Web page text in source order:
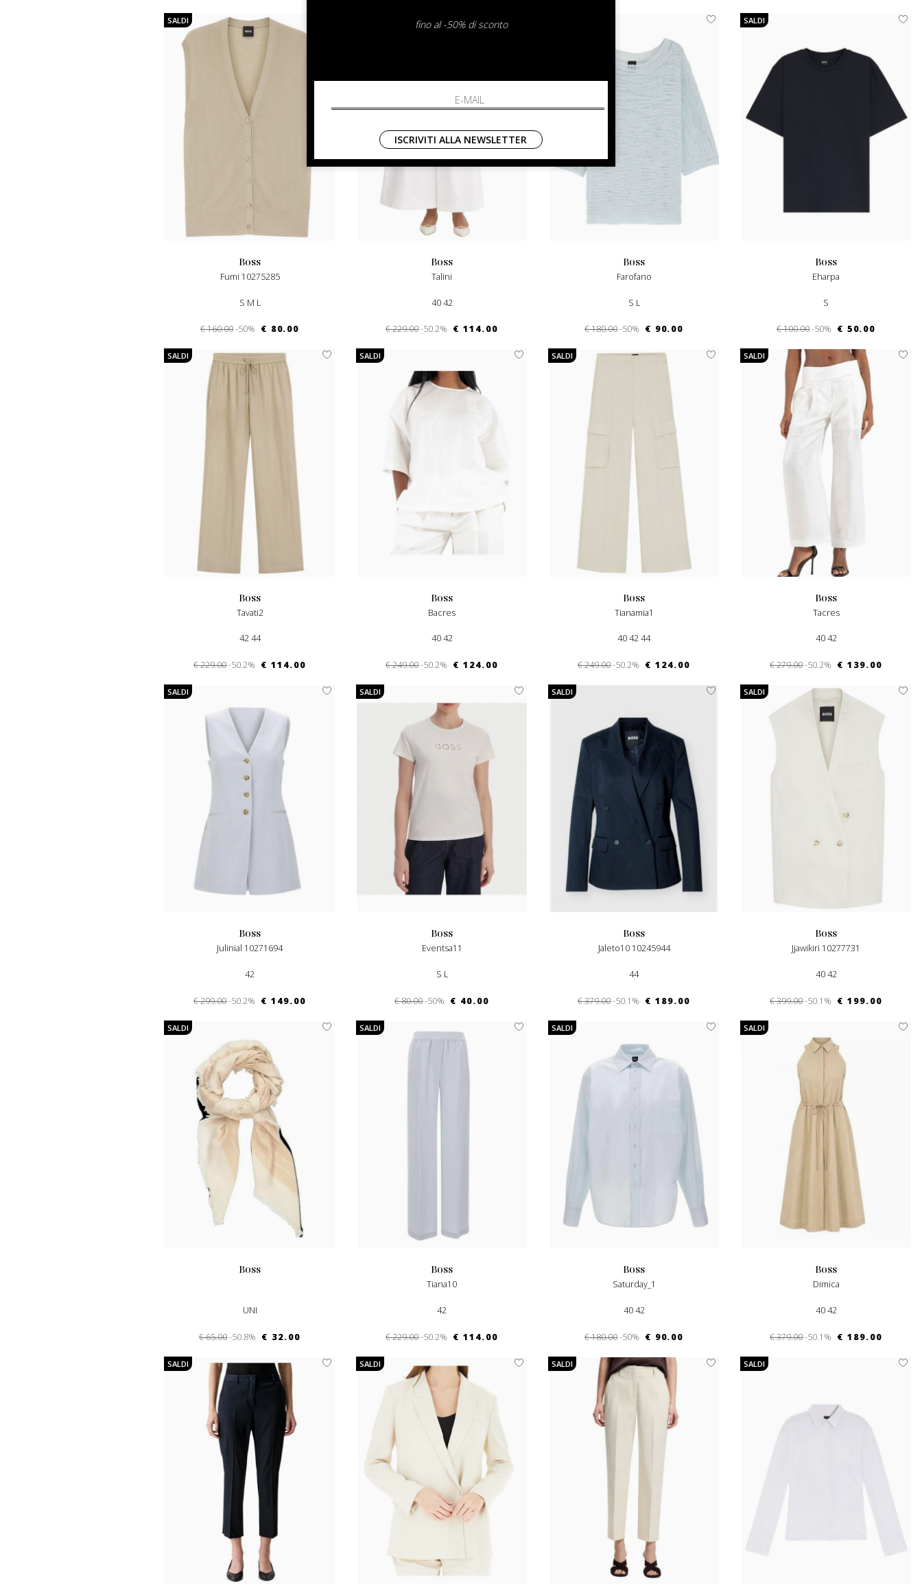
SALDI
boss
Fumi 10275285
S M L
€ 160.00-50% € 80.00
boss
Talini
40 42
€ 229.00-50.2% € 114.00
boss
Farofano
S L
€ 180.00-50% € 90.00
SALDI
boss
Eharpa
S
€ 100.00-50% € 50.00
SALDI
boss
Tavati2
42 44
€ 229.00-50.2% € 114.00
SALDI
boss
Bacres
40 42
€ 249.00-50.2% € 124.00
SALDI
boss
Tianamia1
40 42 44
€ 249.00-50.2% € 124.00
SALDI
boss
Tacres
40 42
€ 279.00-50.2% € 139.00
SALDI
boss
Julinial 10271694
42
€ 299.00-50.2% € 149.00
SALDI
boss
Eventsa11
S L
€ 80.00-50% € 40.00
SALDI
boss
Jaleto10 10245944
44
€ 379.00-50.1% € 189.00
SALDI
boss
Jjawikiri 10277731
40 42
€ 399.00-50.1% € 199.00
SALDI
boss
UNI
€ 65.00-50.8% € 32.00
SALDI
boss
Tiana10
42
€ 229.00-50.2% € 114.00
SALDI
boss
Saturday_1
40 42
€ 180.00-50% € 90.00
SALDI
boss
Dimica
40 42
€ 379.00-50.1% € 189.00
SALDI SALDI SALDI SALDI
fino al -50% di sconto
ISCRIVITI ALLA NEWSLETTER